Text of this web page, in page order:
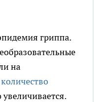
гриппа.
на
увеличивается.